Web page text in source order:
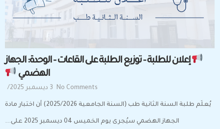
إعلان للطلبة – توزيع الطلبة على القاعات – الوحدة: الجهاز
الهضمي
3 ديسمبر 2025 / No Comments
يُعلَم طلبة السنة الثانية طب (السنة الجامعية 2025/2026) أن اختبار مادة
الجهاز الهضمي سيُجرى يوم الخميس 04 ديسمبر 2025 على...